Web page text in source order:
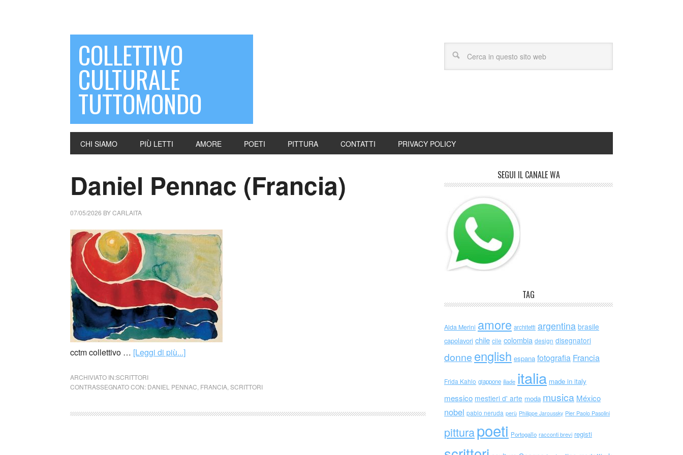
COLLETTIVO
CULTURALE
TUTTOMONDO
CHI SIAMO PIÙ LETTI AMORE POETI PITTURA CONTATTI PRIVACY POLICY
Daniel Pennac (Francia)
07/05/2026 BYCARLAITA
cctm collettivo … [Leggi di più...]
ARCHIVIATO IN:SCRITTORI
CONTRASSEGNATO CON: DANIEL PENNAC FRANCIA SCRITTORI
SEGUI IL CANALE WA
TAG
Alda Merini amore architetti argentina brasile
capolavori chile cile colombia design disegnatori
donne english espana fotografia Francia
Frida Kahlo giappone iliade italia made in italy
messico mestieri d' arte moda musica México
nobel pablo neruda perù Philippe Jaroussky Pier Paolo Pasolini
pitturapoeti Portogallo racconti brevi registi